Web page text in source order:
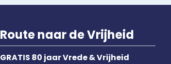
Route naar de Vrijheid
GRATIS 80 jaar Vrede & Vrijheid